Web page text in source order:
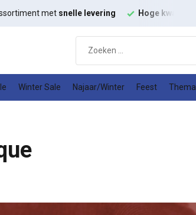
metsnelle levering Hoge kwaliteit
Winter Sale Najaar/Winter Feest Thema